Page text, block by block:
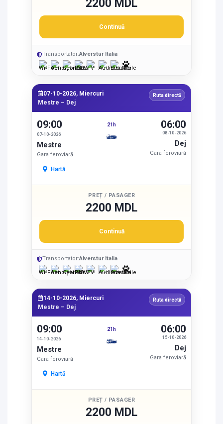
2200 MDL
Continuă
Transportator:Alverstur Italia
07-10-2026, Miercuri
Mestre – Dej
Ruta directă
09:00
07-10-2026
Mestre
Gara feroviară
Hartă
21h
08-10-2026
06:00
Dej
Gara feroviară
PREȚ / PASAGER
2200 MDL
Continuă
Transportator:Alverstur Italia
14-10-2026, Miercuri
Mestre – Dej
Ruta directă
09:00
14-10-2026
Mestre
Gara feroviară
Hartă
21h
15-10-2026
06:00
Dej
Gara feroviară
PREȚ / PASAGER
2200 MDL